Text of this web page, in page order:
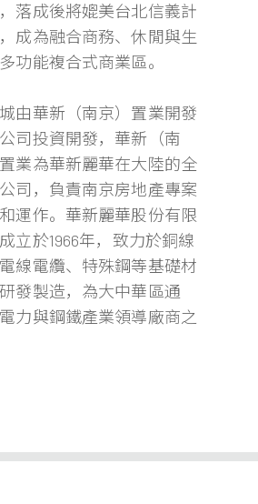
落成後將媲美台北信義計
成為融合商務、休閒與生
功能複合式商業區。
由華新（南京）置業開發
司投資開發，華新（南
業為華新麗華在大陸的全
司，負責南京房地產專案
運作。華新麗華股份有限
立於1966年，致力於銅線
線電纜、特殊鋼等基礎材
發製造，為大中華區通
力與鋼鐵產業領導廠商之